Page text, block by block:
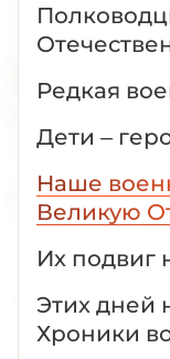
Редкая
Дети –
Наше
Великую
Их подвиг
Этих дней
Хроники